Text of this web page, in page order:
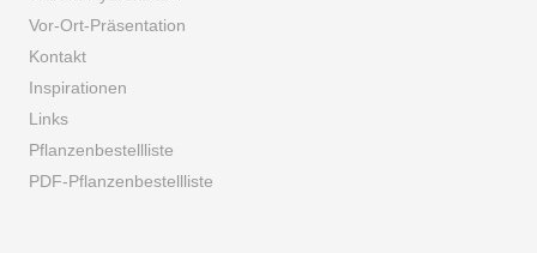
Vor-Ort-Präsentation
Kontakt
Inspirationen
Links
Pflanzenbestellliste
PDF-Pflanzenbestellliste